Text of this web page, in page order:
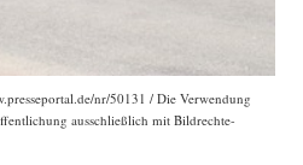
nr/50131 / Die Verwendung
ausschließlich mit Bildrechte-